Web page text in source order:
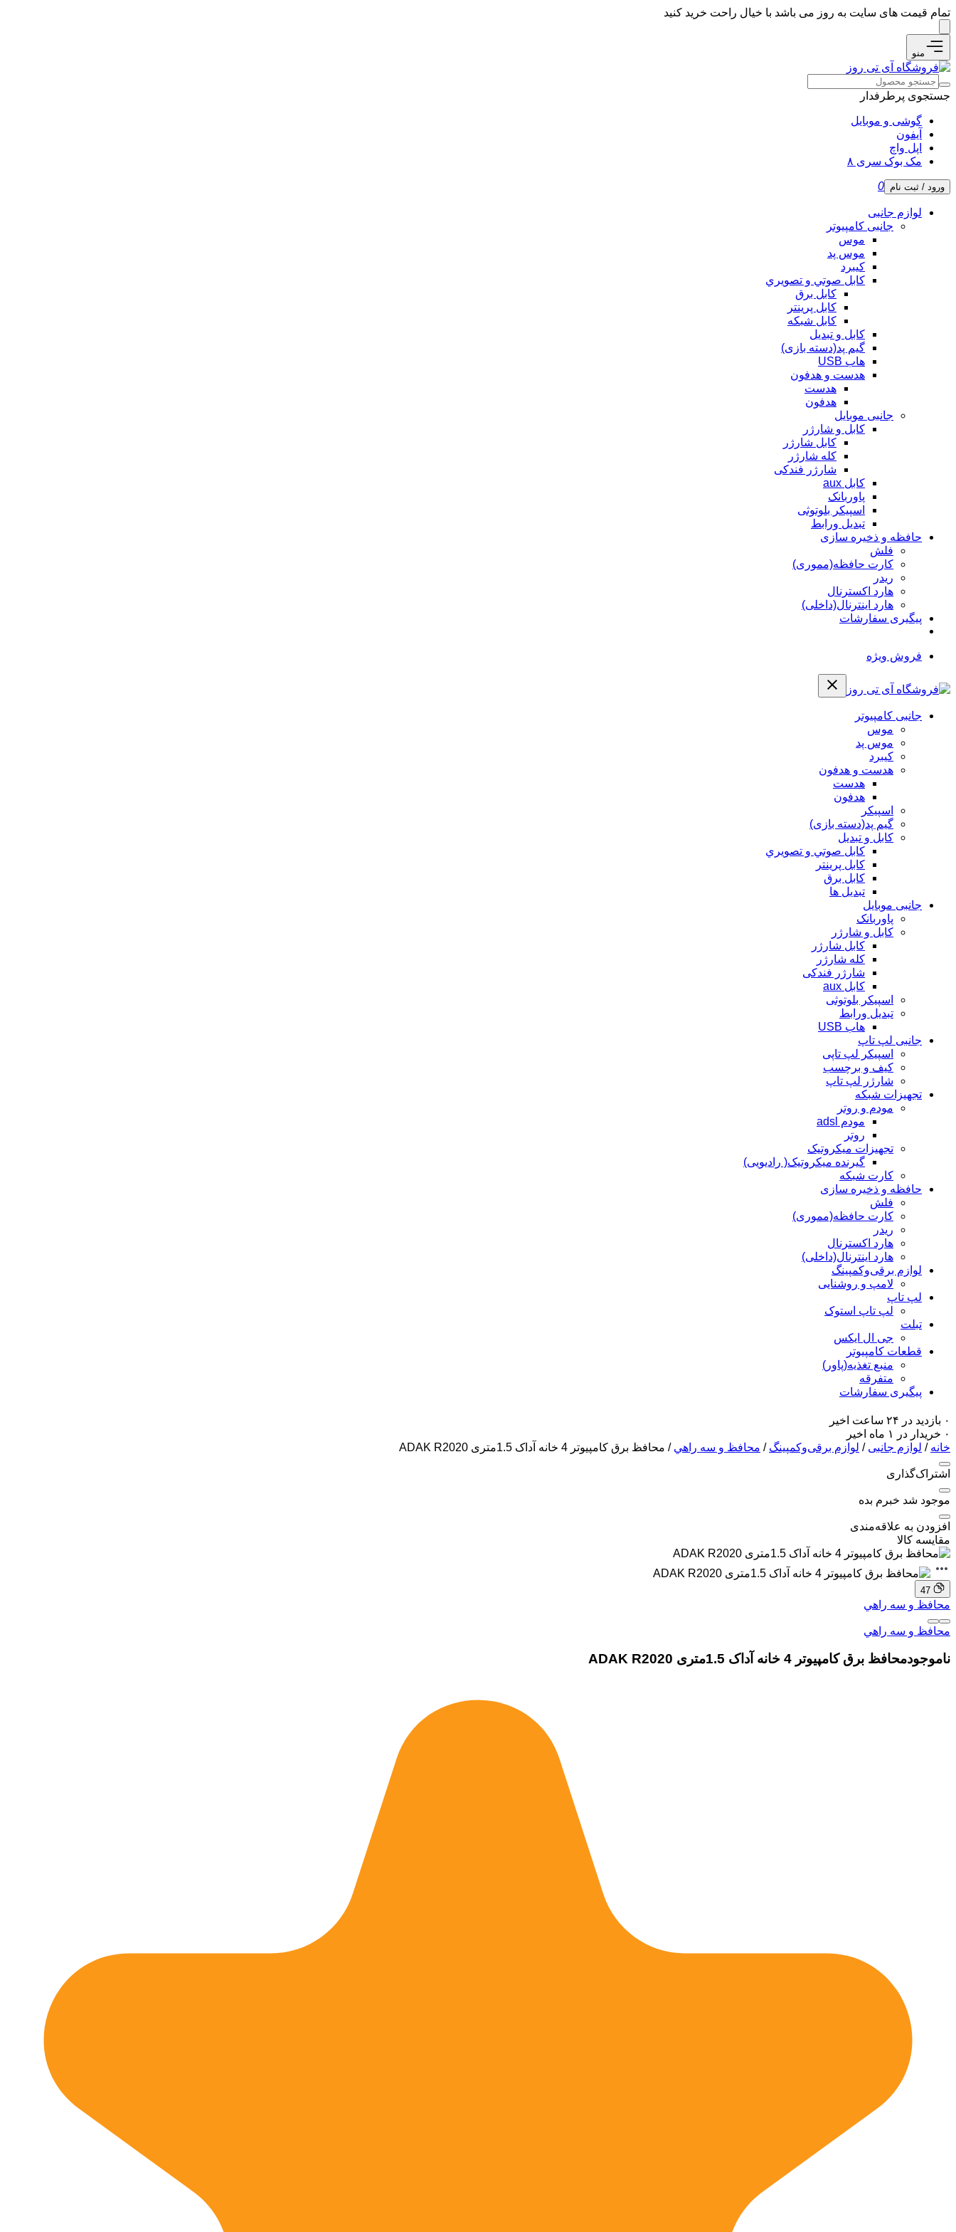
تمام قیمت های سایت به روز می باشد با خیال راحت خرید کنید
منو
جستجوی پرطرفدار
گوشی و موبایل
آیفون
اپل واچ
مک بوک سری ۸
ورود / ثبت نام 0
لوازم جانبی
جانبی کامپیوتر
موس
موس پد
کیبرد
كابل صوتي و تصويري
کابل برق
کابل پرینتر
کابل شبکه
کابل و تبدیل
گیم پد(دسته بازی)
هاب USB
هدست و هدفون
هدست
هدفون
جانبی موبایل
کابل و شارژر
کابل شارژر
کله شارژر
شارژر فندکی
کابل aux
پاوربانک
اسپیکر بلوتوثی
تبدیل ورابط
حافظه و ذخیره سازی
فلش
کارت حافظه(مموری)
ریدر
هارد اکسترنال
هارد اینترنال(داخلی)
پیگیری سفارشات
فروش ویژه
جانبی کامپیوتر
موس
موس پد
کیبرد
هدست و هدفون
هدست
هدفون
اسپیکر
گیم پد(دسته بازی)
کابل و تبدیل
كابل صوتي و تصويري
کابل پرینتر
کابل برق
تبدیل ها
جانبی موبایل
پاوربانک
کابل و شارژر
کابل شارژر
کله شارژر
شارژر فندکی
کابل aux
اسپیکر بلوتوثی
تبدیل ورابط
هاب USB
جانبی لپ تاپ
اسپیکر لپ تاپی
کیف و برچسب
شارژر لپ تاپ
تجهیزات شبکه
مودم و روتر
مودم adsl
روتر
تجهیزات میکروتیک
گیرنده میکروتیک( رادیویی)
کارت شبکه
حافظه و ذخیره سازی
فلش
کارت حافظه(مموری)
ریدر
هارد اکسترنال
هارد اینترنال(داخلی)
لوازم برقی‌وکمپینگ
لامپ و روشنایی
لپ تاپ
لپ تاپ استوک
تبلت
جی ال ایکس
قطعات کامپیوتر
منبع تغذیه(پاور)
متفرقه
پیگیری سفارشات
۰ بازدید در ۲۴ ساعت اخیر
۰ خریدار در ۱ ماه اخیر
خانه / لوازم جانبی / لوازم برقی‌وکمپینگ / محافظ و سه راهي / محافظ برق کامپیوتر 4 خانه آداک 1.5متری ADAK R2020
اشتراک‌گذاری
موجود شد خبرم بده
افزودن به علاقه‌مندی
مقایسه کالا
47
محافظ و سه راهي
محافظ و سه راهي
ناموجودمحافظ برق کامپیوتر 4 خانه آداک 1.5متری ADAK R2020